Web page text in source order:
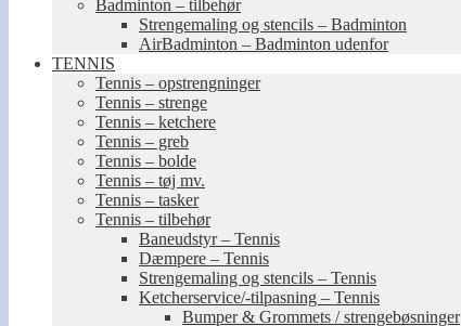
Badminton – tilbehør
Strengemaling og stencils – Badminton
AirBadminton – Badminton udenfor
TENNIS
Tennis – opstrengninger
Tennis – strenge
Tennis – ketchere
Tennis – greb
Tennis – bolde
Tennis – tøj mv.
Tennis – tasker
Tennis – tilbehør
Baneudstyr – Tennis
Dæmpere – Tennis
Strengemaling og stencils – Tennis
Ketcherservice/-tilpasning – Tennis
Bumper & Grommets / strengebøsninger